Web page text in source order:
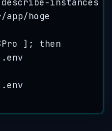
app/hoge
]; then
.env
.env